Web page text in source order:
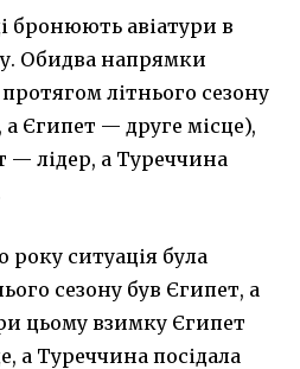
бронюють авіатури в
Обидва напрямки
літнього сезону
Єгипет — друге місце),
— лідер, а Туреччина
ситуація була
сезону був Єгипет, а
цьому взимку Єгипет
а Туреччина посідала